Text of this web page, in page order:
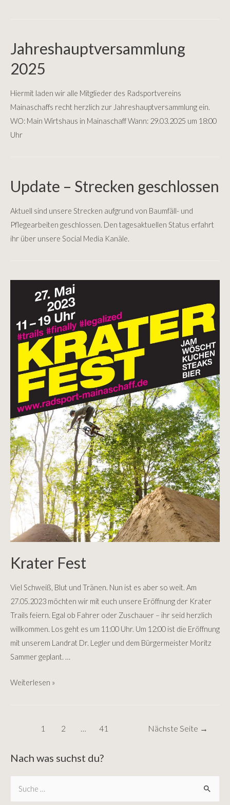
in
2025
zurück
Jahreshauptversammlung
2025
Hiermit laden wir alle Mitglieder des Radsportvereins
Mainaschaffs recht herzlich zur Jahreshauptversammlung ein.
WO: Main Wirtshaus in Mainaschaff Wann: 29.03.2025 um 18:00
Uhr
Update – Strecken geschlossen
Aktuell sind unsere Strecken aufgrund von Baumfäll- und
Pflegearbeiten geschlossen. Den tagesaktuellen Status erfahrt
ihr über unsere Social Media Kanäle.
Krater Fest
Viel Schweiß, Blut und Tränen. Nun ist es aber so weit. Am
27.05.2023 möchten wir mit euch unsere Eröffnung der Krater
Trails feiern. Egal ob Fahrer oder Zuschauer – ihr seid herzlich
willkommen. Los geht es um 11:00 Uhr. Um 12:00 ist die Eröffnung
mit unserem Landrat Dr. Legler und dem Bürgermeister Moritz
Sammer geplant. …
Krater
Weiterlesen »
Seitennummerierung
Beiträge
1 2 … 41 Nächste Seite →
Nach was suchst du?